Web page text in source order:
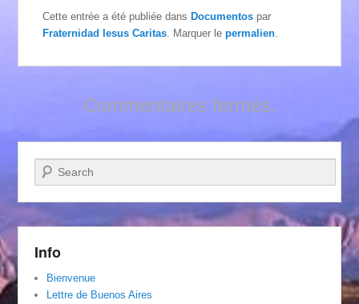
Cette entrée a été publiée dansDocumentos par
Fraternidad Iesus Caritas . Marquer lepermalien
Commentaires fermés.
Recherche
Info
Bienvenue
Lettre de Buenos Aires